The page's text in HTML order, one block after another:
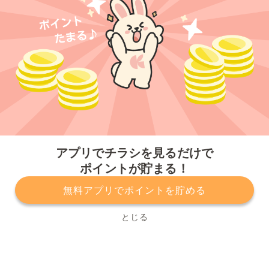
アプリでチラシを見るだけで
ポイントが貯まる！
無料アプリでポイントを貯める
とじる
プライバシーポリシー 利用規約
運営会社
サービスに関してのお問い合わせ